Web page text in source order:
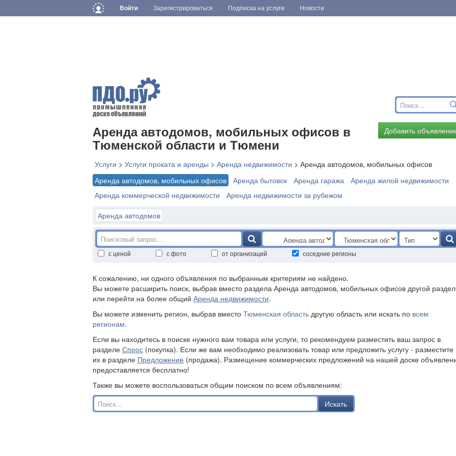
Войти Зарегистрироваться Подписка на услуги Новости
Аренда автодомов, мобильных офисов в
Тюменской области и Тюмени
Добавить
Услуги > Услуги проката и аренды > Аренда недвижимости > Аренда автодомов, мобильных офисов
Аренда автодомов, мобильных офисов
Аренда бытовок Аренда гаража
Аренда жилой недвижимости
Аренда коммерческой недвижимости
Аренда недвижимости за рубежом
Аренда автодомов
с ценой с фото от организаций соседние регионы
К сожалению, ни одного объявления по выбранным критериям не найдено.
Вы можете расширить поиск, выбрав вместо раздела Аренда автодомов, мобильных офисов другой раздел
или перейти на более общий Аренда недвижимости.
Вы можете изменить регион, выбрав вместо Тюменская область другую область или искать по всем
регионам.
Если вы находитесь в поиске нужного вам товара или услуги, то рекомендуем разместить ваш запрос в
разделе Спрос (покупка). Если же вам необходимо реализовать товар или предложить услугу - разместите
их в разделе Предложение (продажа). Размещение коммерческих предложений на нашей доске
предоставляется бесплатно!
Также вы можете воспользоваться общим поиском по всем объявлениям:
Искать